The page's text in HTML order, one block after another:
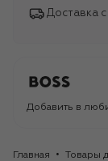
Доставка
Добавить в
Главная Товары